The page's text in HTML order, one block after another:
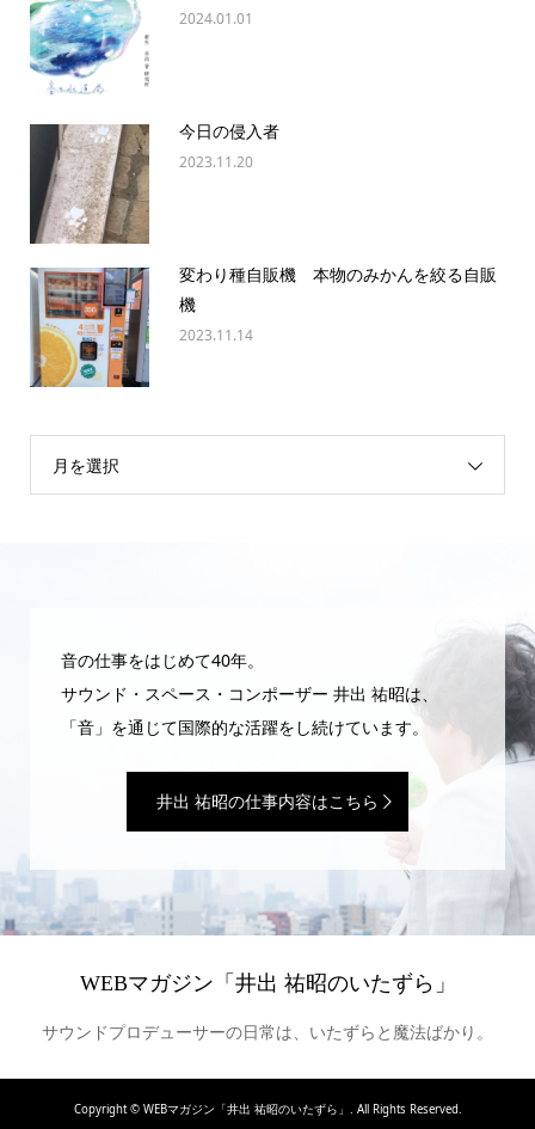
2024.01.01
今日の侵入者
2023.11.20
変わり種自販機 本物のみかんを絞る自販
機
2023.11.14
月を選択
音の仕事をはじめて40年。
サウンド・スペース・コンポーザー 井出 祐昭は、
「音」を通じて国際的な活躍をし続けています。
井出 祐昭の仕事内容はこちら
WEBマガジン「井出 祐昭のいたずら」
サウンドプロデューサーの日常は、いたずらと魔法ばかり。
Copyright ©WEBマガジン「井出 祐昭のいたずら」. All Rights Reserved.